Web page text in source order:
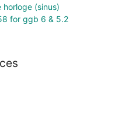
horloge (sinus)
for ggb 6 & 5.2